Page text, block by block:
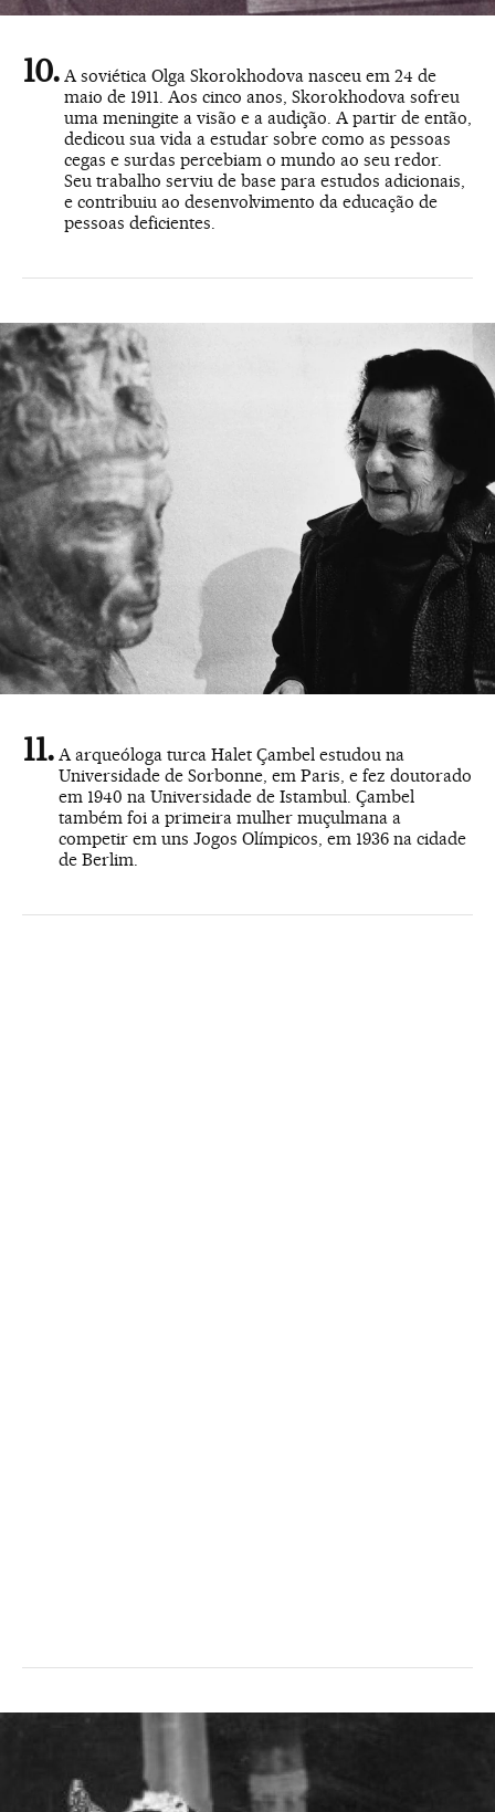
A soviética Olga Skorokhodova nasceu em 24 de
maio de 1911. Aos cinco anos, Skorokhodova sofreu
uma meningite a visão e a audição. A partir de então,
dedicou sua vida a estudar sobre como as pessoas
cegas e surdas percebiam o mundo ao seu redor.
Seu trabalho serviu de base para estudos adicionais,
e contribuiu ao desenvolvimento da educação de
pessoas deficientes.
A arqueóloga turca Halet Çambel estudou na
Universidade de Sorbonne, em Paris, e fez doutorado
em 1940 na Universidade de Istambul. Çambel
também foi a primeira mulher muçulmana a
competir em uns Jogos Olímpicos, em 1936 na cidade
de Berlim.